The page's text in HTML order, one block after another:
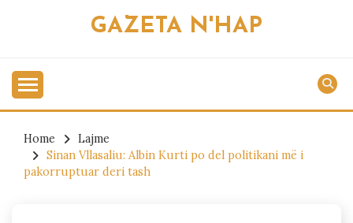
GAZETA N'HAP
Home
Lajme
Sinan Vllasaliu: Albin Kurti po del politikani më i
pakorruptuar deri tash